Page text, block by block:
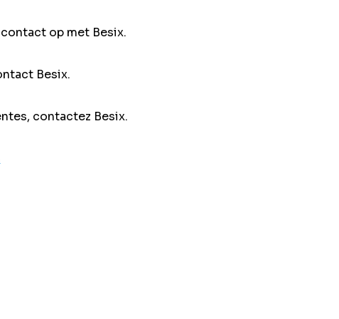
op met Besix.
Besix.
contactez Besix.